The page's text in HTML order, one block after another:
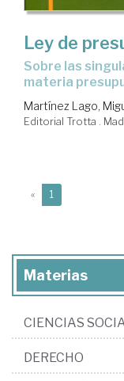
Ley de
sobre las singularidades de la reserva de ley en
materia
Martínez Lago,
Editorial Trotta .
« 1
Materias
CIENCIAS
DERECHO